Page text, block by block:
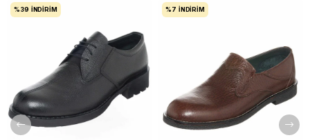
%39 İNDIRIM %7 İNDIRIM